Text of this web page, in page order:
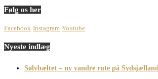
Følg os her
Facebook Instagram Youtube
Nyeste indlæg
Sølvbæltet – ny vandre rute på Sydsjælland